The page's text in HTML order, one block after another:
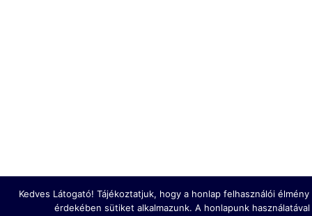
Kedves Látogató! Tájékoztatjuk, hogy a honlap felhasználói
érdekében sütiket alkalmazunk. A honlapunk használatával